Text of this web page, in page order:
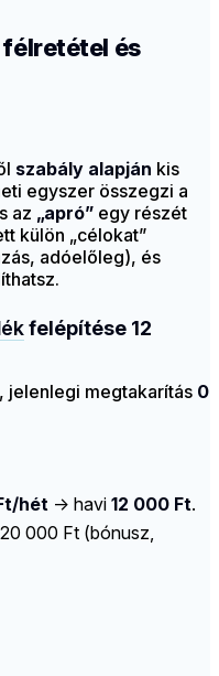
félretétel és
szabály alapján kis
egyszer összegzi a
az „apró” egy részét
külön „célokat”
adóelőleg), és
felépítése 12
jelenlegi megtakarítás 0
hét → havi 12 000 Ft.
000 Ft (bónusz,